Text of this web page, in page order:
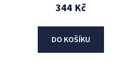
344 Kč
DO KOŠÍKU